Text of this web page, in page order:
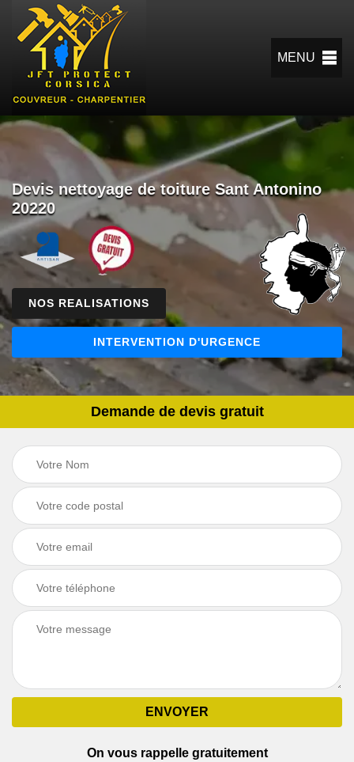
MENU
Devis nettoyage de toiture Sant Antonino
20220
NOS REALISATIONS
INTERVENTION D'URGENCE
Demande de devis gratuit
On vous rappelle gratuitement